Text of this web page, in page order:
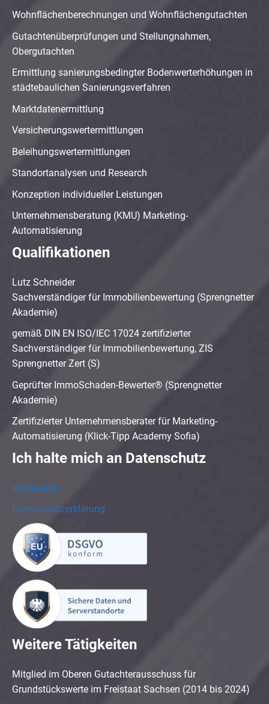
Wohnflächenberechnungen und Wohnflächengutachten
Gutachtenüberprüfungen und Stellungnahmen,
Obergutachten
Ermittlung sanierungsbedingter Bodenwerterhöhungen in
städtebaulichen Sanierungsverfahren
Marktdatenermittlung
Versicherungswertermittlungen
Beleihungswertermittlungen
Standortanalysen und Research
Konzeption individueller Leistungen
Unternehmensberatung (KMU) Marketing-
Automatisierung
Qualifikationen
Lutz Schneider
Sachverständiger für Immobilienbewertung (Sprengnetter
Akademie)
gemäß DIN EN ISO/IEC 17024 zertifizierter
Sachverständiger für Immobilienbewertung, ZIS
Sprengnetter Zert (S)
Geprüfter ImmoSchaden-Bewerter® (Sprengnetter
Akademie)
Zertifizierter Unternehmensberater für Marketing-
Automatisierung (Klick-Tipp Academy Sofia)
Ich halte mich an Datenschutz
Impressum
Datenschutzerklärung
Weitere Tätigkeiten
Mitglied im Oberen Gutachterausschuss für
Grundstückswerte im Freistaat Sachsen (2014 bis 2024)